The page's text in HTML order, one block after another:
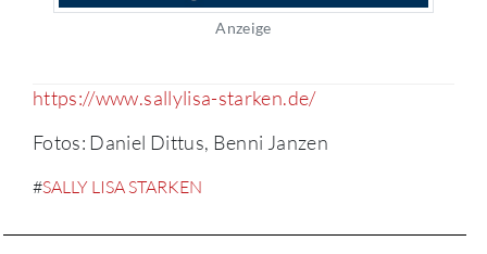
Anzeige
https://www.sallylisa-starken.de/
Fotos: Daniel Dittus, Benni Janzen
#SALLY LISA STARKEN